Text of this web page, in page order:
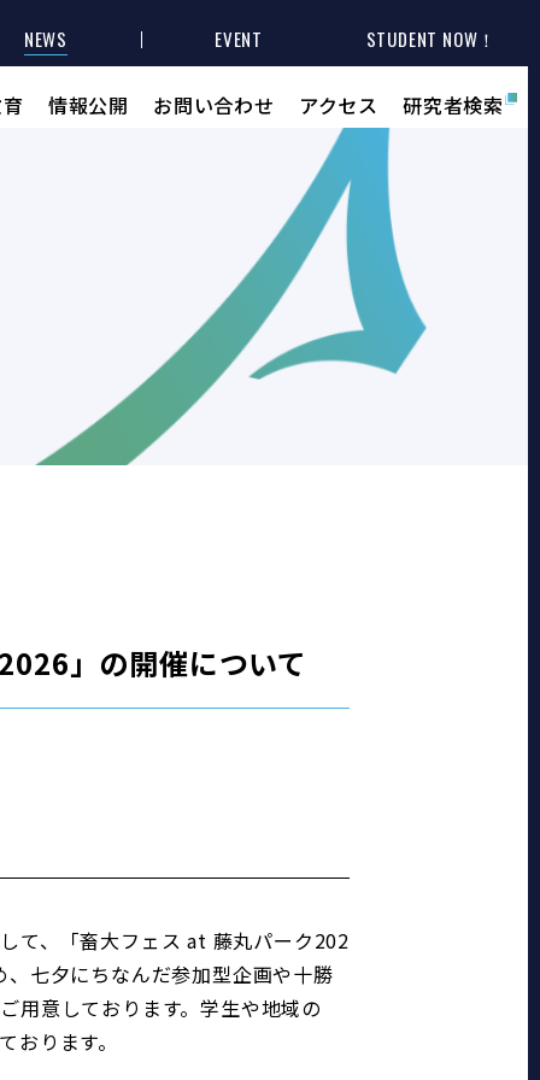
NEWS EVENT STUDENT NOW！
情報公開 お問い合わせ アクセス 研究者検索
」の開催について
て、「畜大フェス at 藤丸パーク202
七夕にちなんだ参加型企画や十勝
用意しております。学生や地域の
ります。